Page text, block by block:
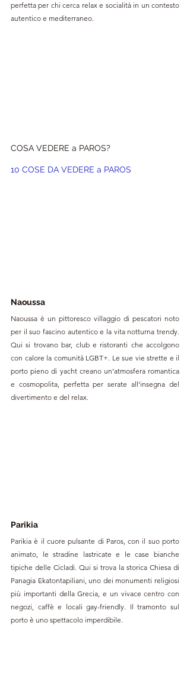
perfetta per chi cerca relax e socialità in un contesto
autentico e mediterraneo.
COSA VEDERE a PAROS?
10 COSE DA VEDERE a PAROS
Naoussa
Naoussa è un pittoresco villaggio di pescatori noto
per il suo fascino autentico e la vita notturna trendy.
Qui si trovano bar, club e ristoranti che accolgono
con calore la comunità LGBT+. Le sue vie strette e il
porto pieno di yacht creano un’atmosfera romantica
e cosmopolita, perfetta per serate all’insegna del
divertimento e del relax.
Parikia
Parikia è il cuore pulsante di Paros, con il suo porto
animato, le stradine lastricate e le case bianche
tipiche delle Cicladi. Qui si trova la storica Chiesa di
Panagia Ekatontapiliani, uno dei monumenti religiosi
più importanti della Grecia, e un vivace centro con
negozi, caffè e locali gay-friendly. Il tramonto sul
porto è uno spettacolo imperdibile.